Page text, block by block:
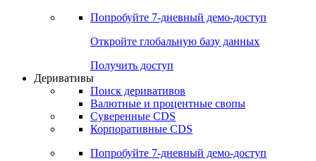
Попробуйте 7-дневный демо-доступ
Откройте глобальную базу данных
Получить доступ
Деривативы
Поиск деривативов
Валютные и процентные свопы
Суверенные CDS
Корпоративные CDS
Попробуйте 7-дневный демо-доступ